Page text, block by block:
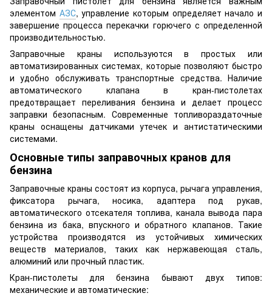
элементом АЗС, управление которым определяет начало и
завершение процесса перекачки горючего с определенной
производительностью.
Заправочные краны используются в простых или
автоматизированных системах, которые позволяют быстро
и удобно обслуживать транспортные средства. Наличие
автоматического клапана в кран-пистолетах
предотвращает переливания бензина и делает процесс
заправки безопасным. Современные топливораздаточные
краны оснащены датчиками утечек и антистатическими
системами.
Основные типы заправочных кранов для
бензина
Заправочные краны состоят из корпуса, рычага управления,
фиксатора рычага, носика, адаптера под рукав,
автоматического отсекателя топлива, канала вывода пара
бензина из бака, впускного и обратного клапанов. Такие
устройства производятся из устойчивых химических
веществ материалов, таких как нержавеющая сталь,
алюминий или прочный пластик.
Кран-пистолеты для бензина бывают двух типов:
механические и автоматические: